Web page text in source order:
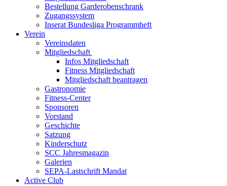
Bestellung Garderobenschrank
Zugangssystem
Inserat Bundesliga Programmheft
Verein
Vereinsdaten
Mitgliedschaft
Infos Mitgliedschaft
Fitness Mitgliedschaft
Mitgliedschaft beantragen
Gastronomie
Fitness-Center
Sponsoren
Vorstand
Geschichte
Satzung
Kinderschutz
SCC Jahresmagazin
Galerien
SEPA-Lastschrift Mandat
Active Club